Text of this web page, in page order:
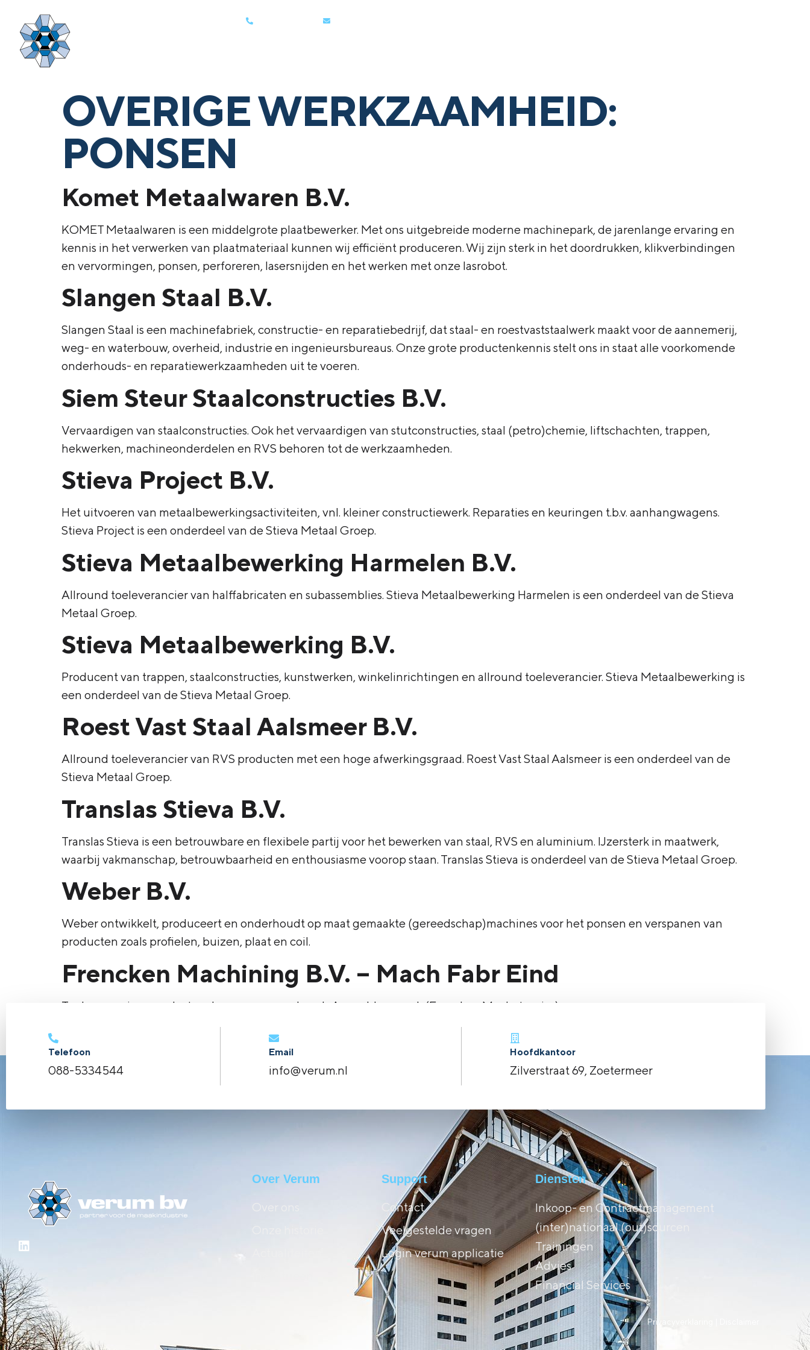
OVERIGE WERKZAAMHEID:
PONSEN
Komet Metaalwaren B.V.
KOMET Metaalwaren is een middelgrote plaatbewerker. Met ons uitgebreide moderne machinepark, de jarenlange ervaring en
kennis in het verwerken van plaatmateriaal kunnen wij efficiënt produceren. Wij zijn sterk in het doordrukken, klikverbindingen
en vervormingen, ponsen, perforeren, lasersnijden en het werken met onze lasrobot.
Slangen Staal B.V.
Slangen Staal is een machinefabriek, constructie- en reparatiebedrijf, dat staal- en roestvaststaalwerk maakt voor de aannemerij,
weg- en waterbouw, overheid, industrie en ingenieursbureaus. Onze grote productenkennis stelt ons in staat alle voorkomende
onderhouds- en reparatiewerkzaamheden uit te voeren.
Siem Steur Staalconstructies B.V.
Vervaardigen van staalconstructies. Ook het vervaardigen van stutconstructies, staal (petro)chemie, liftschachten, trappen,
hekwerken, machineonderdelen en RVS behoren tot de werkzaamheden.
Stieva Project B.V.
Het uitvoeren van metaalbewerkingsactiviteiten, vnl. kleiner constructiewerk. Reparaties en keuringen t.b.v. aanhangwagens.
Stieva Project is een onderdeel van de Stieva Metaal Groep.
Stieva Metaalbewerking Harmelen B.V.
Allround toeleverancier van halffabricaten en subassemblies. Stieva Metaalbewerking Harmelen is een onderdeel van de Stieva
Metaal Groep.
Stieva Metaalbewerking B.V.
Producent van trappen, staalconstructies, kunstwerken, winkelinrichtingen en allround toeleverancier. Stieva Metaalbewerking is
een onderdeel van de Stieva Metaal Groep.
Roest Vast Staal Aalsmeer B.V.
Allround toeleverancier van RVS producten met een hoge afwerkingsgraad. Roest Vast Staal Aalsmeer is een onderdeel van de
Stieva Metaal Groep.
Translas Stieva B.V.
Translas Stieva is een betrouwbare en flexibele partij voor het bewerken van staal, RVS en aluminium. IJzersterk in maatwerk,
waarbij vakmanschap, betrouwbaarheid en enthousiasme voorop staan. Translas Stieva is onderdeel van de Stieva Metaal Groep.
Weber B.V.
Weber ontwikkelt, produceert en onderhoudt op maat gemaakte (gereedschap)machines voor het ponsen en verspanen van
producten zoals profielen, buizen, plaat en coil.
Frencken Machining B.V. – Mach Fabr Eind
Toeleverancier van plaatwerk en verspanend werk. Assemblagewerk (Frencken Mechatronics).
Telefoon
088-5334544
Email
info@verum.nl
Hoofdkantoor
Zilverstraat 69, Zoetermeer
Over Verum Support
Contact
Veelgestelde vragen
Login verum applicatie
Diensten
Inkoop- en Contractmanagement
(inter)nationaal (out)sourcen
Trainingen
Advies
Financial Services
Privacyverklaring |